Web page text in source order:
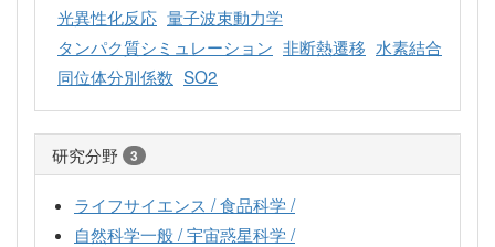
光異性化反応 量子波束動力学
タンパク質シミュレーション 非断熱遷移 水素結合
同位体分別係数 SO2
研究分野 3
ライフサイエンス / 食品科学 /
自然科学一般 / 宇宙惑星科学 /